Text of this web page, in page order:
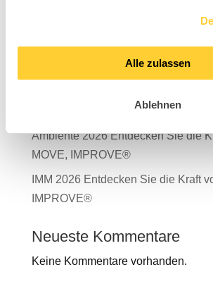
Alle zulassen
Ablehnen
Nachhaltigkeitsbericht 2025 ist da!
TDR – Tag der Rückengesundheit
Ambiente 2026 Entdecken Sie die
MOVE, IMPROVE®
IMM 2026 Entdecken Sie die Kraft
IMPROVE®
Neueste Kommentare
Keine Kommentare vorhanden.